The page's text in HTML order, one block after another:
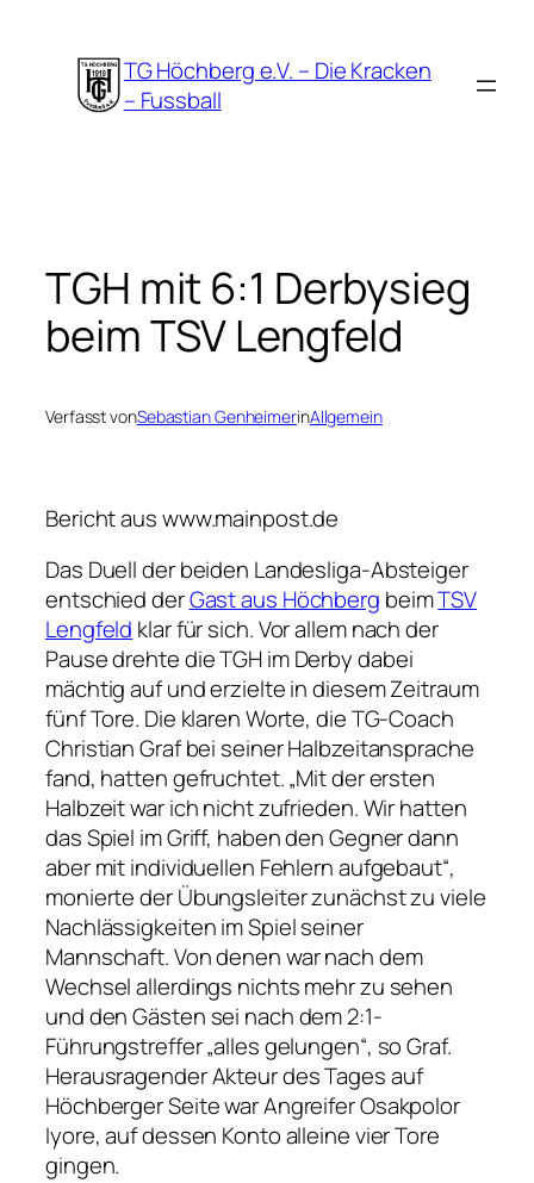
springen
TG Höchberg e.V. – Die Kracken
– Fussball
TGH mit 6:1 Derbysieg
beim TSV Lengfeld
Verfasst vonSebastian GenheimerinAllgemein
Bericht aus www.mainpost.de
Das Duell der beiden Landesliga-Absteiger
entschied derGast aus Höchberg beimTSV
Lengfeld klar für sich. Vor allem nach der
Pause drehte die TGH im Derby dabei
mächtig auf und erzielte in diesem Zeitraum
fünf Tore. Die klaren Worte, die TG-Coach
Christian Graf bei seiner Halbzeitansprache
fand, hatten gefruchtet. „Mit der ersten
Halbzeit war ich nicht zufrieden. Wir hatten
das Spiel im Griff, haben den Gegner dann
aber mit individuellen Fehlern aufgebaut“,
monierte der Übungsleiter zunächst zu viele
Nachlässigkeiten im Spiel seiner
Mannschaft. Von denen war nach dem
Wechsel allerdings nichts mehr zu sehen
und den Gästen sei nach dem 2:1-
Führungstreffer „alles gelungen“, so Graf.
Herausragender Akteur des Tages auf
Höchberger Seite war Angreifer Osakpolor
Iyore, auf dessen Konto alleine vier Tore
gingen.